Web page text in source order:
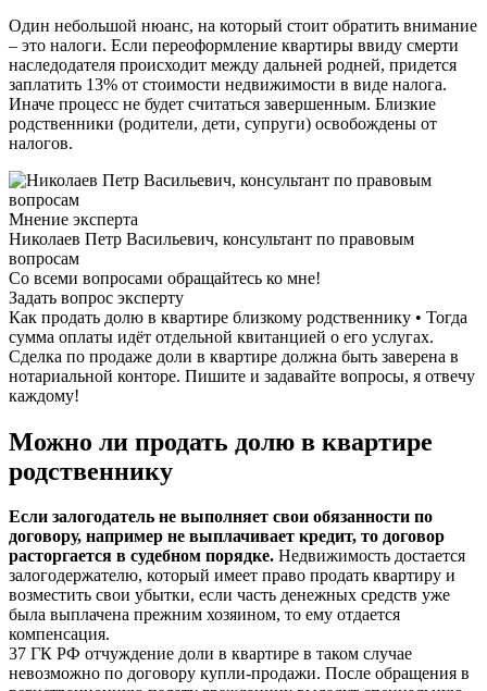
Один небольшой нюанс, на который стоит обратить внимание
– это налоги. Если переоформление квартиры ввиду смерти
наследодателя происходит между дальней родней, придется
заплатить 13% от стоимости недвижимости в виде налога.
Иначе процесс не будет считаться завершенным. Близкие
родственники (родители, дети, супруги) освобождены от
налогов.
Мнение эксперта
Николаев Петр Васильевич, консультант по правовым
вопросам
Со всеми вопросами обращайтесь ко мне!
Задать вопрос эксперту
Как продать долю в квартире близкому родственнику • Тогда
сумма оплаты идёт отдельной квитанцией о его услугах.
Сделка по продаже доли в квартире должна быть заверена в
нотариальной конторе. Пишите и задавайте вопросы, я отвечу
каждому!
Можно ли продать долю в квартире
родственнику
Если залогодатель не выполняет свои обязанности по
договору, например не выплачивает кредит, то договор
расторгается в судебном порядке. Недвижимость достается
залогодержателю, который имеет право продать квартиру и
возместить свои убытки, если часть денежных средств уже
была выплачена прежним хозяином, то ему отдается
компенсация.
37 ГК РФ отчуждение доли в квартире в таком случае
невозможно по договору купли-продажи. После обращения в